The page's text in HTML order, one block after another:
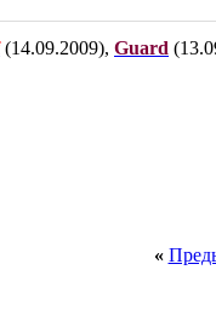
(14.09.2009), Guard
«